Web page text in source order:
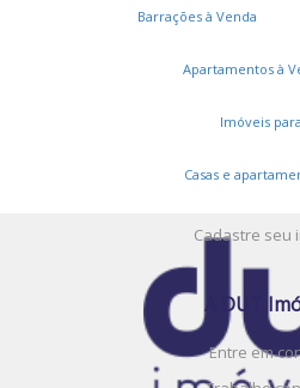
Barrações à Venda
Apartamentos à
Imóveis
Casas e
Serviços
Cadastre seu
A DUT
Entre em